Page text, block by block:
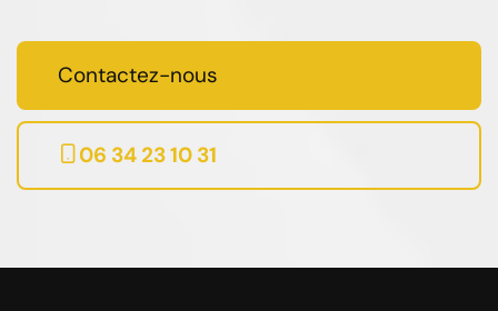
Contactez-nous
06 34 23 10 31